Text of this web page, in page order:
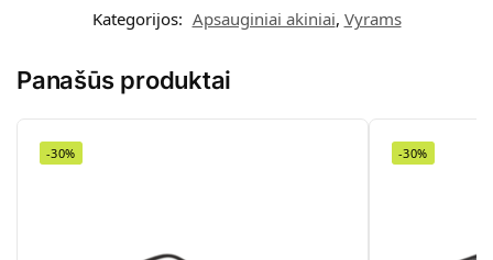
Kategorijos: Apsauginiai akiniai, Vyrams
Panašūs produktai
-30% -30%